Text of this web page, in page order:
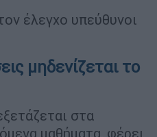
έλεγχο υπεύθυνοι
μηδενίζεται το
στα
μαθήματα, φέρει